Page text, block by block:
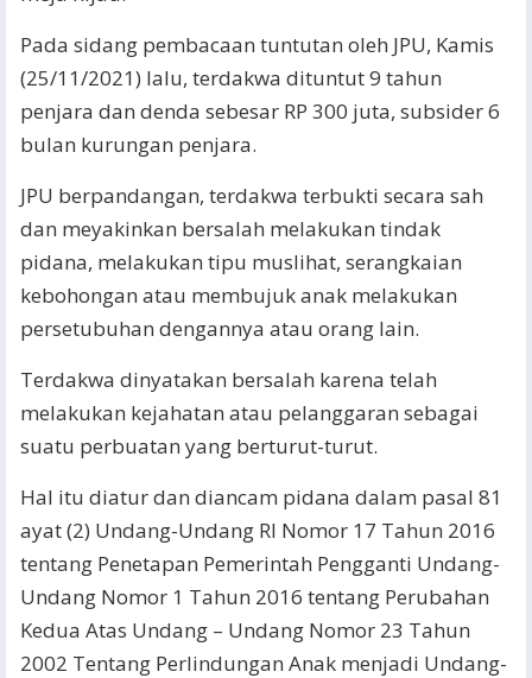
Pada sidang pembacaan tuntutan oleh JPU, Kamis
(25/11/2021) lalu, terdakwa dituntut 9 tahun
penjara dan denda sebesar RP 300 juta, subsider 6
bulan kurungan penjara.
JPU berpandangan, terdakwa terbukti secara sah
dan meyakinkan bersalah melakukan tindak
pidana, melakukan tipu muslihat, serangkaian
kebohongan atau membujuk anak melakukan
persetubuhan dengannya atau orang lain.
Terdakwa dinyatakan bersalah karena telah
melakukan kejahatan atau pelanggaran sebagai
suatu perbuatan yang berturut-turut.
Hal itu diatur dan diancam pidana dalam pasal 81
ayat (2) Undang-Undang RI Nomor 17 Tahun 2016
tentang Penetapan Pemerintah Pengganti Undang-
Undang Nomor 1 Tahun 2016 tentang Perubahan
Kedua Atas Undang – Undang Nomor 23 Tahun
2002 Tentang Perlindungan Anak menjadi Undang-